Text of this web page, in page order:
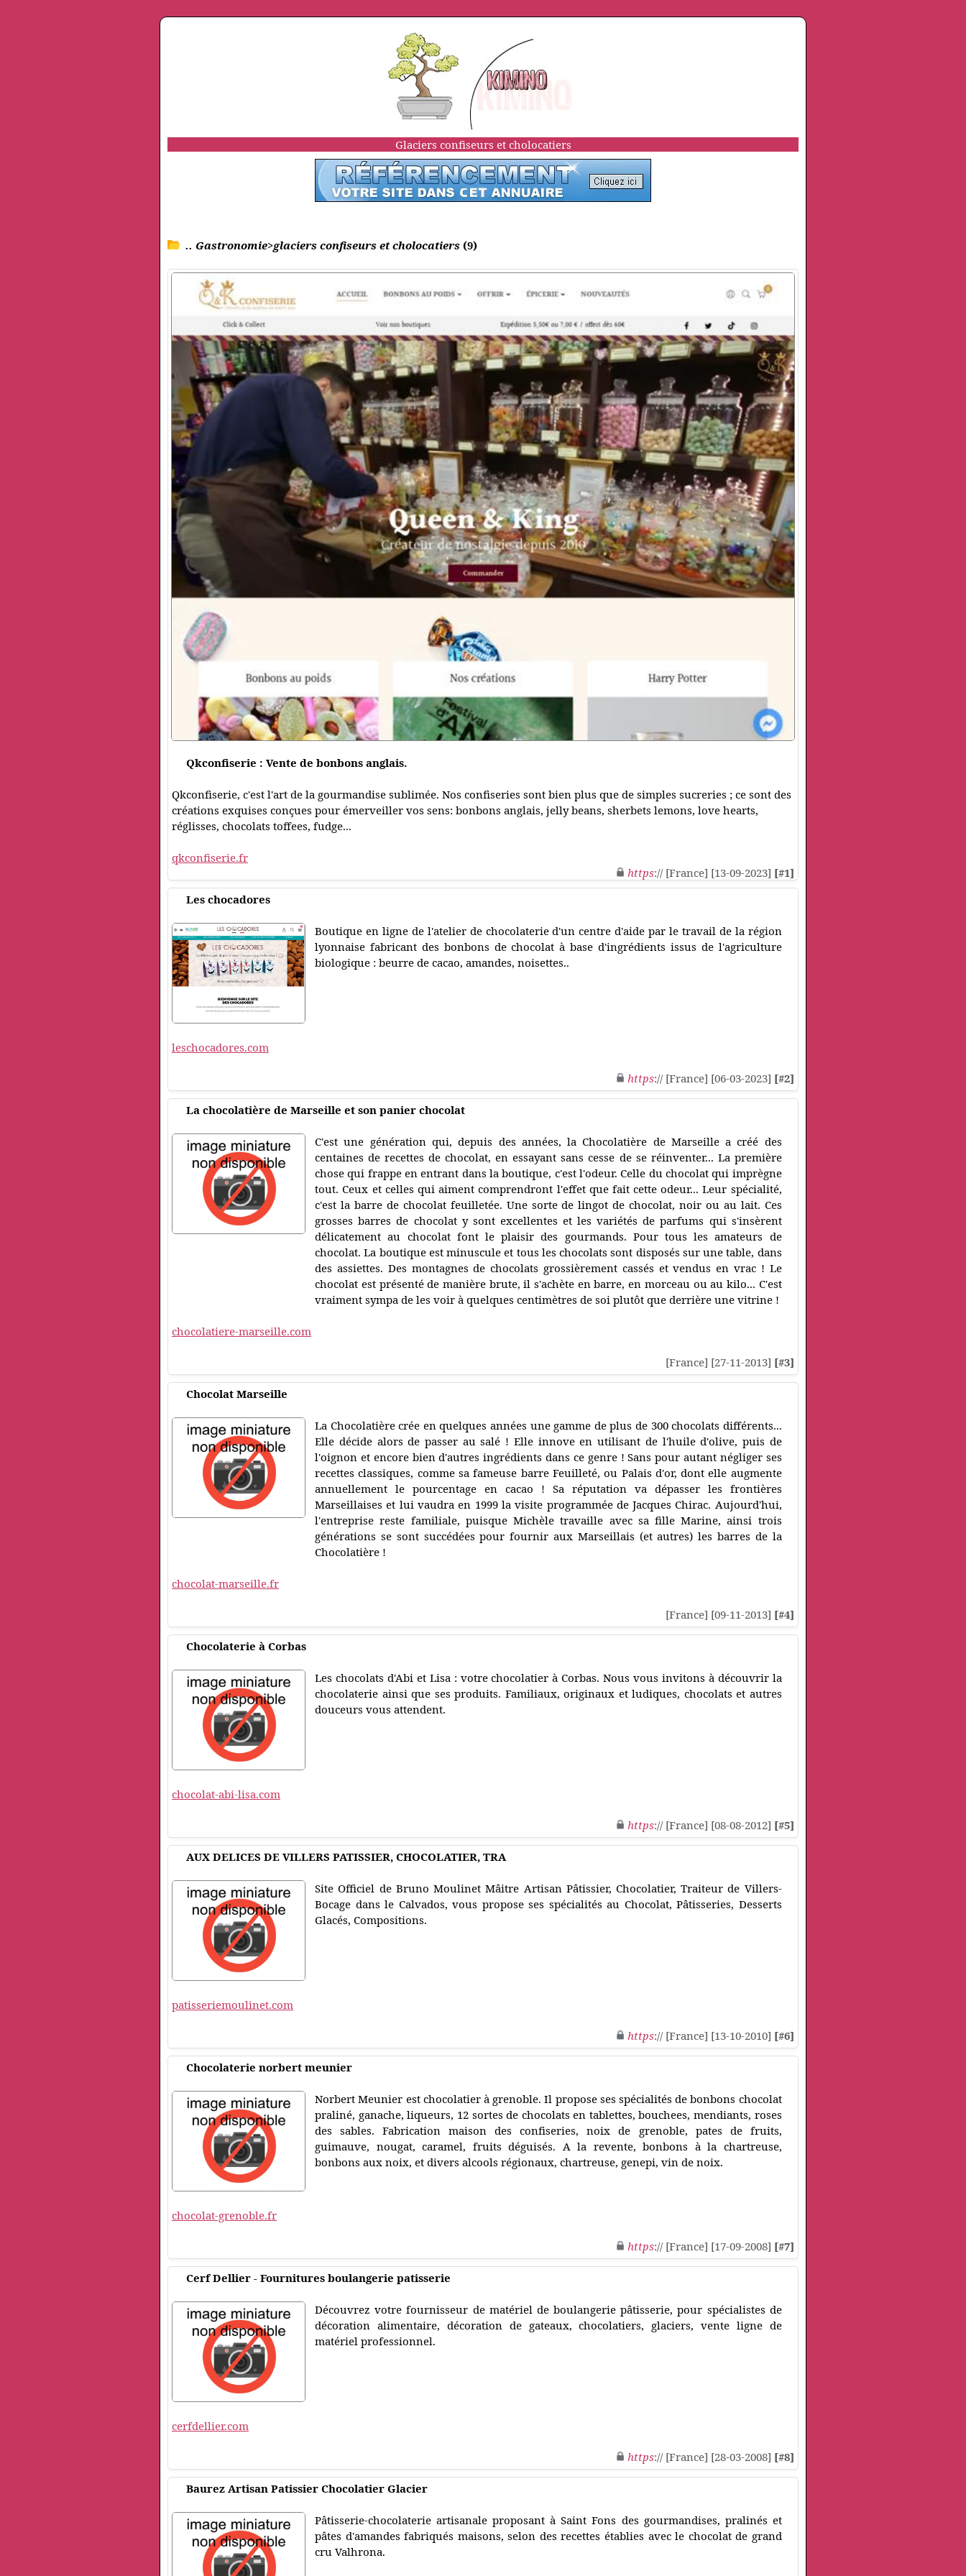
Glaciers confiseurs et cholocatiers
.. Gastronomie>glaciers confiseurs et cholocatiers (9)
Qkconfiserie : Vente de bonbons anglais.
Qkconfiserie, c'est l'art de la gourmandise sublimée. Nos confiseries sont bien plus que de simples sucreries ; ce sont des
créations exquises conçues pour émerveiller vos sens: bonbons anglais, jelly beans, sherbets lemons, love hearts,
réglisses, chocolats toffees, fudge...
qkconfiserie.fr
https:// [France] [13-09-2023] [#1]
Les chocadores
Boutique en ligne de l'atelier de chocolaterie d'un centre d'aide par le travail de la région
lyonnaise fabricant des bonbons de chocolat à base d'ingrédients issus de l'agriculture
biologique : beurre de cacao, amandes, noisettes..
leschocadores.com
https:// [France] [06-03-2023] [#2]
La chocolatière de Marseille et son panier chocolat
C'est une génération qui, depuis des années, la Chocolatière de Marseille a créé des
centaines de recettes de chocolat, en essayant sans cesse de se réinventer... La première
chose qui frappe en entrant dans la boutique, c'est l'odeur. Celle du chocolat qui imprègne
tout. Ceux et celles qui aiment comprendront l'effet que fait cette odeur... Leur spécialité,
c'est la barre de chocolat feuilletée. Une sorte de lingot de chocolat, noir ou au lait. Ces
grosses barres de chocolat y sont excellentes et les variétés de parfums qui s'insèrent
délicatement au chocolat font le plaisir des gourmands. Pour tous les amateurs de
chocolat. La boutique est minuscule et tous les chocolats sont disposés sur une table, dans
des assiettes. Des montagnes de chocolats grossièrement cassés et vendus en vrac ! Le
chocolat est présenté de manière brute, il s'achète en barre, en morceau ou au kilo... C'est
vraiment sympa de les voir à quelques centimètres de soi plutôt que derrière une vitrine !
chocolatiere-marseille.com
[France] [27-11-2013] [#3]
Chocolat Marseille
La Chocolatière crée en quelques années une gamme de plus de 300 chocolats différents...
Elle décide alors de passer au salé ! Elle innove en utilisant de l'huile d'olive, puis de
l'oignon et encore bien d'autres ingrédients dans ce genre ! Sans pour autant négliger ses
recettes classiques, comme sa fameuse barre Feuilleté, ou Palais d'or, dont elle augmente
annuellement le pourcentage en cacao ! Sa réputation va dépasser les frontières
Marseillaises et lui vaudra en 1999 la visite programmée de Jacques Chirac. Aujourd'hui,
l'entreprise reste familiale, puisque Michèle travaille avec sa fille Marine, ainsi trois
générations se sont succédées pour fournir aux Marseillais (et autres) les barres de la
Chocolatière !
chocolat-marseille.fr
[France] [09-11-2013] [#4]
Chocolaterie à Corbas
Les chocolats d'Abi et Lisa : votre chocolatier à Corbas. Nous vous invitons à découvrir la
chocolaterie ainsi que ses produits. Familiaux, originaux et ludiques, chocolats et autres
douceurs vous attendent.
chocolat-abi-lisa.com
https:// [France] [08-08-2012] [#5]
AUX DELICES DE VILLERS PATISSIER, CHOCOLATIER, TRA
Site Officiel de Bruno Moulinet Mâitre Artisan Pâtissier, Chocolatier, Traiteur de Villers-
Bocage dans le Calvados, vous propose ses spécialités au Chocolat, Pâtisseries, Desserts
Glacés, Compositions.
patisseriemoulinet.com
https:// [France] [13-10-2010] [#6]
Chocolaterie norbert meunier
Norbert Meunier est chocolatier à grenoble. Il propose ses spécialités de bonbons chocolat
praliné, ganache, liqueurs, 12 sortes de chocolats en tablettes, bouchees, mendiants, roses
des sables. Fabrication maison des confiseries, noix de grenoble, pates de fruits,
guimauve, nougat, caramel, fruits déguisés. A la revente, bonbons à la chartreuse,
bonbons aux noix, et divers alcools régionaux, chartreuse, genepi, vin de noix.
chocolat-grenoble.fr
https:// [France] [17-09-2008] [#7]
Cerf Dellier - Fournitures boulangerie patisserie
Découvrez votre fournisseur de matériel de boulangerie pâtisserie, pour spécialistes de
décoration alimentaire, décoration de gateaux, chocolatiers, glaciers, vente ligne de
matériel professionnel.
cerfdellier.com
https:// [France] [28-03-2008] [#8]
Baurez Artisan Patissier Chocolatier Glacier
Pâtisserie-chocolaterie artisanale proposant à Saint Fons des gourmandises, pralinés et
pâtes d'amandes fabriqués maisons, selon des recettes établies avec le chocolat de grand
cru Valhrona.